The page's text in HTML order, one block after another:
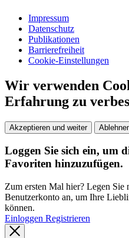
Impressum
Datenschutz
Publikationen
Barrierefreiheit
Cookie-Einstellungen
Wir verwenden
Erfahrung zu
Akzeptieren und weiter
Loggen Sie sich ein, um
Favoriten hinzuzufügen.
Zum ersten Mal hier? Legen
Benutzerkonto an, um Ihre
können.
Einloggen Registrieren